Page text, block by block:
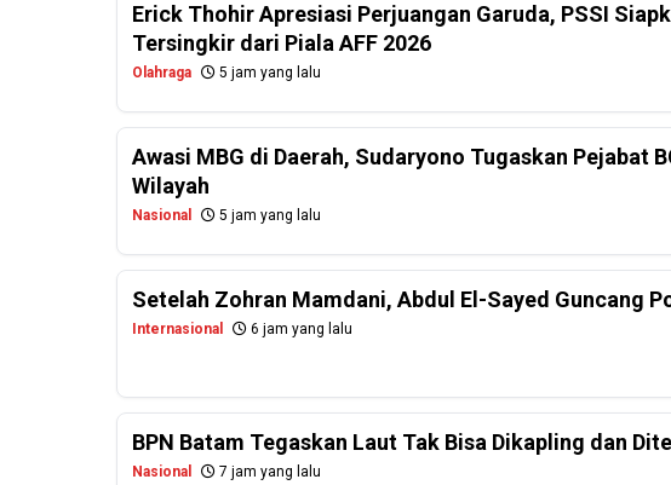
Erick Thohir Apresiasi Perjuangan Garuda, PSSI
Tersingkir dari Piala AFF 2026
Olahraga 5 jam yang lalu
Awasi MBG di Daerah, Sudaryono Tugaskan Pejabat
Wilayah
Nasional 5 jam yang lalu
Setelah Zohran Mamdani, Abdul El-Sayed Guncang
Internasional 6 jam yang lalu
BPN Batam Tegaskan Laut Tak Bisa Dikapling dan
Nasional 7 jam yang lalu